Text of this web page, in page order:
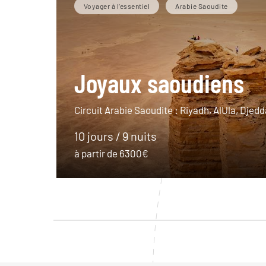
Voyager à l’essentiel Arabie Saoudite
Joyaux saoudiens
Circuit Arabie Saoudite : Riyadh, AlUla,
10 jours / 9 nuits
à partir de 6300€